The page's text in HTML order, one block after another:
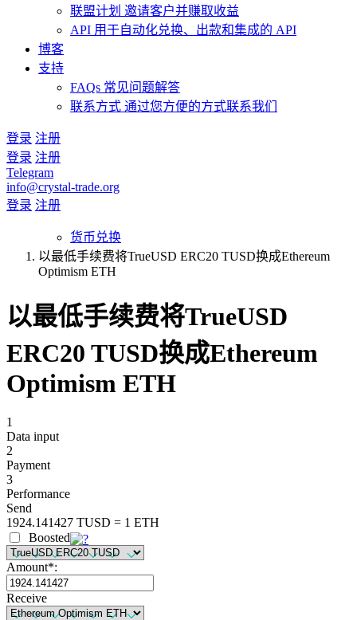
联盟计划 邀请客户并赚取收益
API 用于自动化兑换、出款和集成的 API
博客
支持
FAQs 常见问题解答
联系方式 通过您方便的方式联系我们
登录 注册
登录 注册
Telegram
info@crystal-trade.org
登录 注册
货币兑换
以最低手续费将TrueUSD ERC20 TUSD换成Ethereum
Optimism ETH
以最低手续费将TrueUSD
ERC20 TUSD换成Ethereum
Optimism ETH
1
Data input
2
Payment
3
Performance
Send
1924.141427 TUSD = 1 ETH
Boosted
Amount*:
Receive